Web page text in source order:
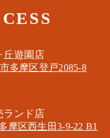
丘遊園店
多摩区​登戸2085-8
ランド店
摩区​西生田3-9-22 B1